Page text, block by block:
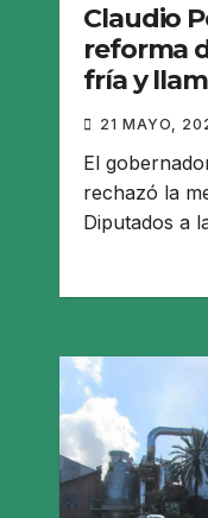
Claudio
reforma
fría y
el21 MAYO,
El
rechazó la
Diputados a